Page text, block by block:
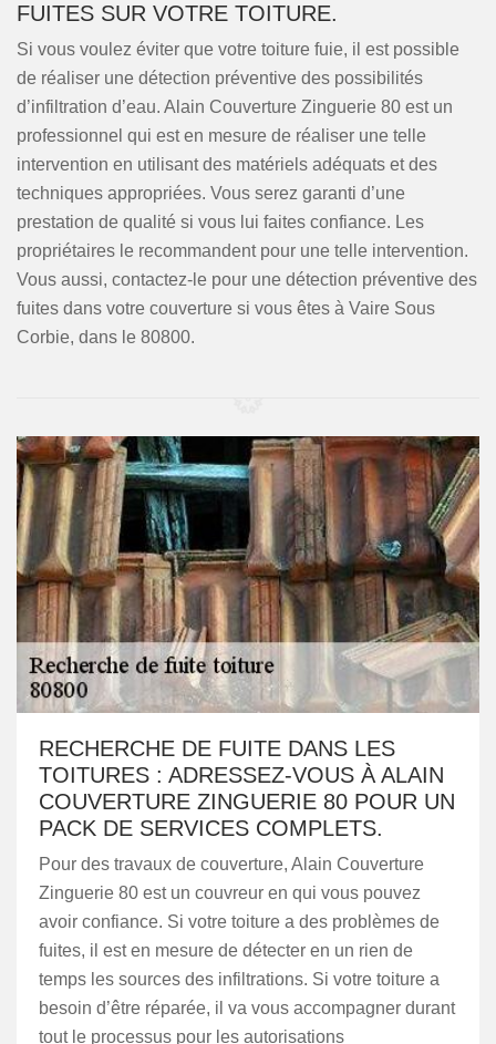
FUITES SUR VOTRE TOITURE.
Si vous voulez éviter que votre toiture fuie, il est possible
de réaliser une détection préventive des possibilités
d’infiltration d’eau. Alain Couverture Zinguerie 80 est un
professionnel qui est en mesure de réaliser une telle
intervention en utilisant des matériels adéquats et des
techniques appropriées. Vous serez garanti d’une
prestation de qualité si vous lui faites confiance. Les
propriétaires le recommandent pour une telle intervention.
Vous aussi, contactez-le pour une détection préventive des
fuites dans votre couverture si vous êtes à Vaire Sous
Corbie, dans le 80800.
RECHERCHE DE FUITE DANS LES
TOITURES : ADRESSEZ-VOUS À ALAIN
COUVERTURE ZINGUERIE 80 POUR UN
PACK DE SERVICES COMPLETS.
Pour des travaux de couverture, Alain Couverture
Zinguerie 80 est un couvreur en qui vous pouvez
avoir confiance. Si votre toiture a des problèmes de
fuites, il est en mesure de détecter en un rien de
temps les sources des infiltrations. Si votre toiture a
besoin d’être réparée, il va vous accompagner durant
tout le processus pour les autorisations